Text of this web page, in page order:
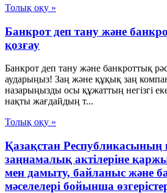
Толық оқу »
Банкрот деп тану және
қозғау
Банкрот деп тану және банкроттық
аударыңыз! Заң және құқық заң
назарыңызды осы құжаттың негізгі
нақты жағдайдың т...
Толық оқу »
Қазақстан Республикасының
заңнамалық актілеріне
мен дамыту, байланыс және
мәселелері бойынша